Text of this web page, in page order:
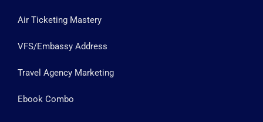
Air Ticketing Mastery
VFS/Embassy Address
Travel Agency Marketing
Ebook Combo